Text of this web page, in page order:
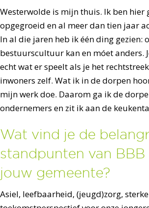
Westerwolde is mijn thuis. Ik ben hier
opgegroeid en al meer dan tien jaar
In al die jaren heb ik één ding gezien:
bestuurscultuur kan en móet anders.
echt wat er speelt als je het
inwoners zelf. Wat ik in de dorpen
mijn werk doe. Daarom ga ik de
ondernemers en zit ik aan de
Wat vind je de
standpunten van BBB
jouw gemeente?
Asiel, leefbaarheid, (jeugd)zorg,